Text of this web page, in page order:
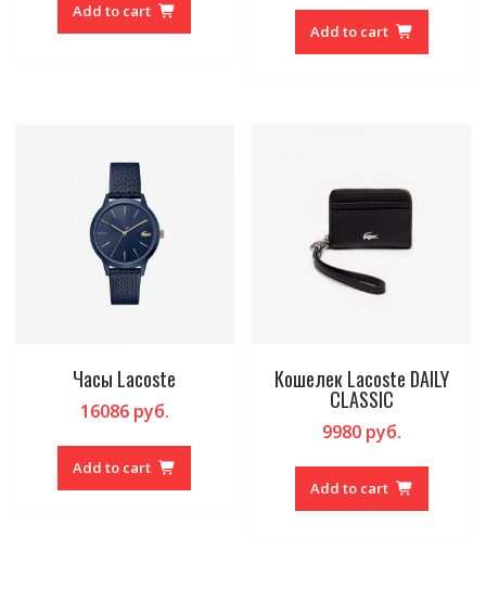
Add to cart
Add to cart
Часы Lacoste
16086руб.
Add to cart
Кошелек Lacoste DAILY
CLASSIC
9980руб.
Add to cart